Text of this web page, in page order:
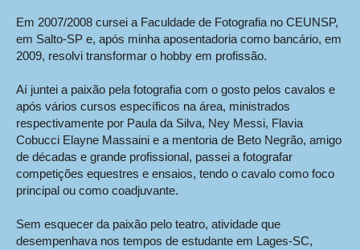
Em 2007/2008 cursei a Faculdade de Fotografia no CEUNSP,
em Salto-SP e, após minha aposentadoria como bancário, em
2009, resolvi transformar o hobby em profissão.
Aí juntei a paixão pela fotografia com o gosto pelos cavalos e
após vários cursos específicos na área, ministrados
respectivamente por Paula da Silva, Ney Messi, Flavia
Cobucci Elayne Massaini e a mentoria de Beto Negrão, amigo
de décadas e grande profissional, passei a fotografar
competições equestres e ensaios, tendo o cavalo como foco
principal ou como coadjuvante.
Sem esquecer da paixão pelo teatro, atividade que
desempenhava nos tempos de estudante em Lages-SC,